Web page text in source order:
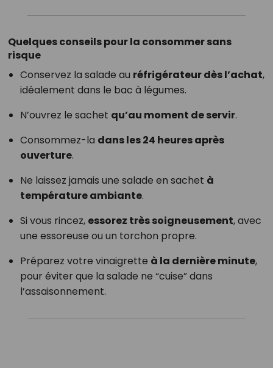
Quelques conseils pour la consommer sans
risque
Conservez la salade au réfrigérateur dès l’achat,
idéalement dans le bac à légumes.
N’ouvrez le sachet qu’au moment de servir.
Consommez-la dans les 24 heures après
ouverture.
Ne laissez jamais une salade en sachet à
température ambiante.
Si vous rincez, essorez très soigneusement, avec
une essoreuse ou un torchon propre.
Préparez votre vinaigrette à la dernière minute,
pour éviter que la salade ne “cuise” dans
l’assaisonnement.